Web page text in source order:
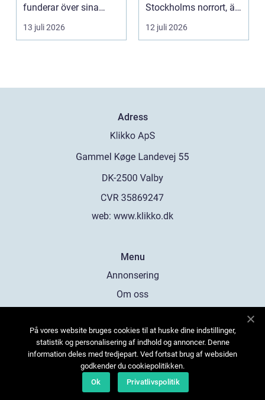
funderar över sina
tänder, men skjuter
upp att gör...
13 juli 2026
Stockholms norrort, är
b...
12 juli 2026
Adress
web: www.klikko.dk
Menu
Annonsering
Om oss
Kontakta oss
Sitemap
På vores website bruges cookies til at huske dine indstillinger,
statistik og personalisering af indhold og annoncer. Denne
information deles med tredjepart. Ved fortsat brug af websiden
godkender du cookiepolitikken.
Ok
Privatlivspolitik